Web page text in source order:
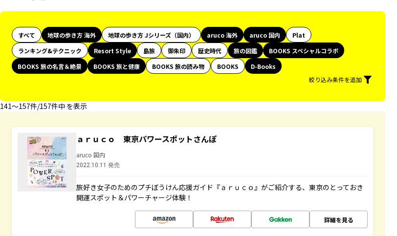
すべて 地球の歩き方 海外 地球の歩き方 Jシリーズ（国内） aruco 海外 aruco 国内
Plat
ランキング&テクニック
Resort Style 島旅 御朱印 歴史時代 旅の図鑑
BOOKS スペシャルコラボ
BOOKS 旅の名言＆絶景
BOOKS 旅と健康 BOOKS 旅の読み物 BOOKS
D-Books
絞り込み条件を追加
141〜157件/157件中 を表示
ａｒｕｃｏ 東京パワースポットさんぽ
aruco 国内
2022.10.11 発売
旅好き女子のためのプチぼうけん応援ガイド『ａｒｕｃｏ』がご紹介する、東京のとっておき
開運スポット＆パワーチャージ体験！
詳細を見る